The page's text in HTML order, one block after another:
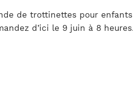
de trottinettes pour
d’ici le 9 juin à 8